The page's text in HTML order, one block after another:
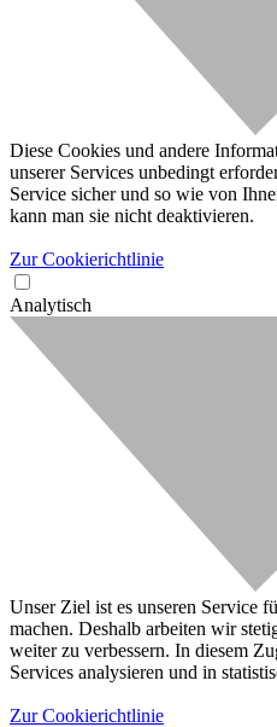
Diese Cookies und andere
unserer Services unbedingt
Service sicher und so wie von
kann man sie nicht deaktivieren.
Zur Cookierichtlinie
Analytisch
Unser Ziel ist es unseren Service
machen. Deshalb arbeiten wir
weiter zu verbessern. In diesem
Services analysieren und in
Zur Cookierichtlinie